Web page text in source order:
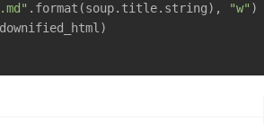
.format(soup.title.string), "w" )